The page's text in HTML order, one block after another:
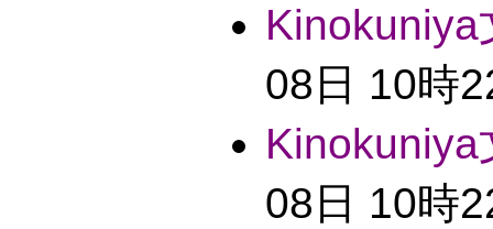
08日 10時
08日 10時